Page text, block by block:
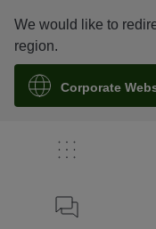
We would like to
region.
Corporate
联系我们